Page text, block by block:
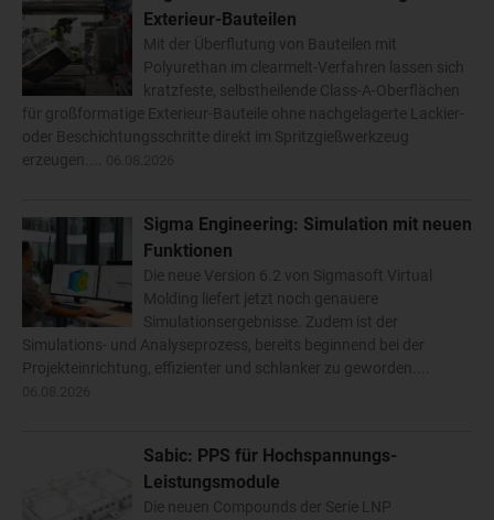
Exterieur-Bauteilen
Mit der Überflutung von Bauteilen mit
Polyurethan im clearmelt-Verfahren lassen sich
kratzfeste, selbstheilende Class-A-Oberflächen
für großformatige Exterieur-Bauteile ohne nachgelagerte Lackier-
oder Beschichtungsschritte direkt im Spritzgießwerkzeug
erzeugen....
Sigma Engineering: Simulation mit neuen
Funktionen
Die neue Version 6.2 von Sigmasoft Virtual
Molding liefert jetzt noch genauere
Simulationsergebnisse. Zudem ist der
Simulations- und Analyseprozess, bereits beginnend bei der
Projekteinrichtung, effizienter und schlanker zu geworden....
Sabic: PPS für Hochspannungs-
Leistungsmodule
Die neuen Compounds der Serie LNP